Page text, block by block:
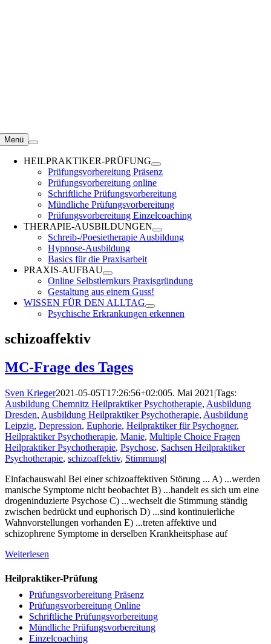
Menü
HEILPRAKTIKER-PRÜFUNG
Prüfungsvorbereitung Präsenz
Prüfungsvorbereitung online
Schriftliche Prüfungsvorbereitung
Mündliche Prüfungsvorbereitung
Prüfungsvorbereitung Einzelcoaching
THERAPIE-AUSBILDUNGEN
Schreib-/Poesietherapie Ausbildung
Hypnose-Ausbildung
Basics für die Praxisarbeit
PRAXIS-AUFBAU
Online Selbstlernkurs Praxisgründung
Gestaltung aus einem Guss!
WISSEN FÜR DEN ALLTAG
Psychische Erkrankungen erkennen
schizoaffektiv
MC-Frage des Tages
Sven Krieger2021-05-05T17:26:56+02:005. Mai 2021 |Tags:
Ausbildung Chemnitz Heilpraktiker Psychotherapie, Ausbildung
Dresden, Ausbildung Heilpraktiker Psychotherapie, Ausbildung
Leipzig, Depression, Euphorie, Heilpraktiker für Psychogner,
Heilpraktiker Psychotherapie, Manie, Multiple Choice Fragen
Heilpraktiker Psychotherapie, Psychose, Sachsen Heilpraktiker
Psychotherapie, schizoaffektiv, Stimmung|
Einfachauswahl Bei einer schizoaffektiven Störung ... A) ...werden
manische Symptome nicht beobachtet B) ...handelt es sich um eine
drogeninduzierte Psychose C) ...wechselt die Stimmung ständig
zwischen bedrückt und euphorisch D) ...sind kontinuierliche
Wahnvorstellungen vorhanden E) ...treten affektive und
schizophrene Symptome in derselben Krankheitsphase auf
Weiterlesen
Heilpraktiker-Prüfung
Prüfungsvorbereitung Präsenz
Prüfungsvorbereitung Online
Schriftliche Prüfungsvorbereitung
Mündliche Prüfungsvorbereitung
Einzelcoaching